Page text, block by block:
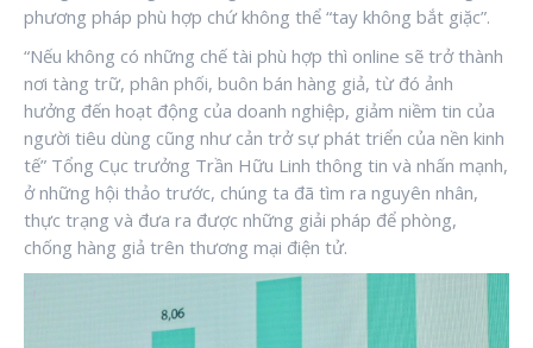
phương pháp phù hợp chứ không thể “tay không bắt giặc”.
“Nếu không có những chế tài phù hợp thì online sẽ trở thành
nơi tàng trữ, phân phối, buôn bán hàng giả, từ đó ảnh
hưởng đến hoạt động của doanh nghiệp, giảm niềm tin của
người tiêu dùng cũng như cản trở sự phát triển của nền kinh
tế” Tổng Cục trưởng Trần Hữu Linh thông tin và nhấn mạnh,
ở những hội thảo trước, chúng ta đã tìm ra nguyên nhân,
thực trạng và đưa ra được những giải pháp để phòng,
chống hàng giả trên thương mại điện tử.